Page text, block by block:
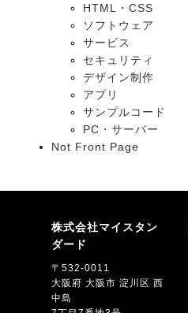
HTML・CSS
ソフトウェア
サービス
セキュリティ
デザイン制作
アプリ
サンプルコード
PC・サーバー
Not Front Page
株式会社マイスタン
ダード
〒532-0011
大阪府 大阪市 淀川区 西
中島